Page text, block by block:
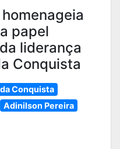
papel
liderança
Conquista
Conquista
Adinilson Pereira